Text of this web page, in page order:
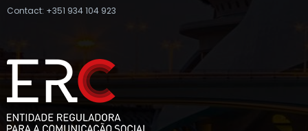
Contact: +351 934 104 923